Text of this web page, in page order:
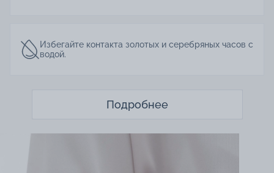
Избегайте контакта золотых и серебряных часов с
водой.
Подробнее